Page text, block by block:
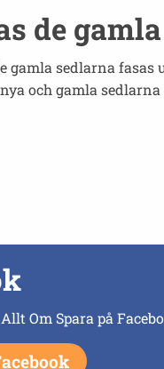
de
sedlarna fasas
och gamla
Om Spara på